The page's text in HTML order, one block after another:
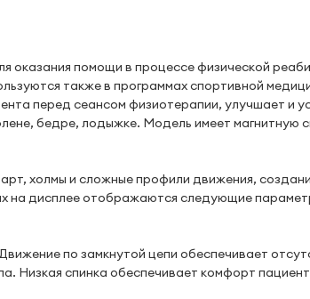
оказания помощи в процессе физической
также в программах спортивной
перед сеансом физиотерапии, улучшает и
бедре, лодыжке. Модель имеет магнитную
холмы и сложные профили движения,
на дисплее отображаются следующие
по замкнутой цепи обеспечивает
Низкая спинка обеспечивает комфорт